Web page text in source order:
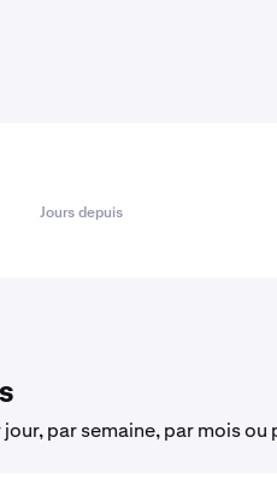
Jours depuis
par semaine, par mois ou